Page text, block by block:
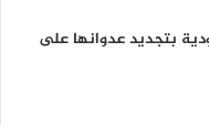
بتجديد عدوانها على